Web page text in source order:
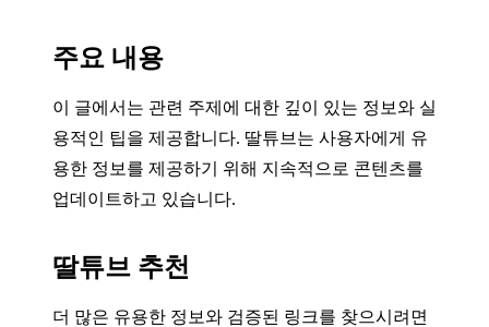
주요 내용
이 글에서는 관련 주제에 대한 깊이 있는 정보와 실
용적인 팁을 제공합니다. 딸튜브는 사용자에게 유
용한 정보를 제공하기 위해 지속적으로 콘텐츠를
업데이트하고 있습니다.
딸튜브 추천
더 많은 유용한 정보와 검증된 링크를 찾으시려면